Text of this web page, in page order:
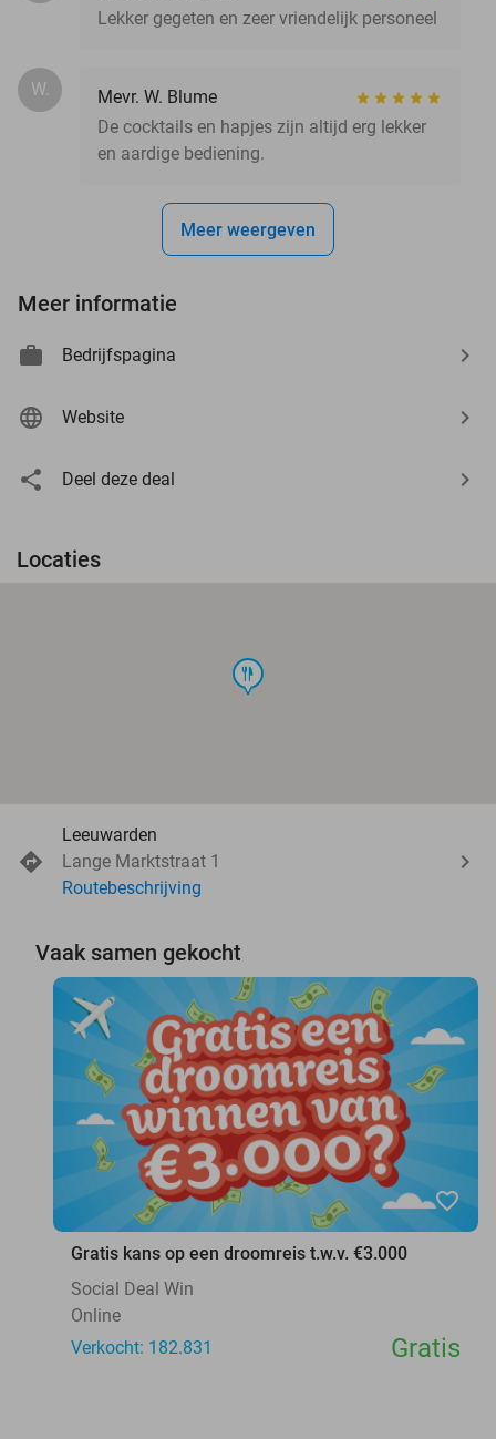
Lekker gegeten en zeer vriendelijk personeel
W.
Mevr. W. Blume
De cocktails en hapjes zijn altijd erg lekker
en aardige bediening.
Meer weergeven
Meer informatie
Bedrijfspagina
Website
Deel deze deal
Locaties
food
Leeuwarden
Lange Marktstraat 1
Routebeschrijving
Vaak samen gekocht
favorite_border
Gratis kans op een droomreis t.w.v. €3.000
Social Deal Win
Online
Verkocht: 182.831
Gratis